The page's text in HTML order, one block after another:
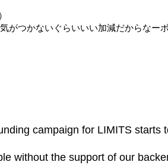
がつかないぐらいいい加減だからなー
campaign for LIMITS starts
without the support of our